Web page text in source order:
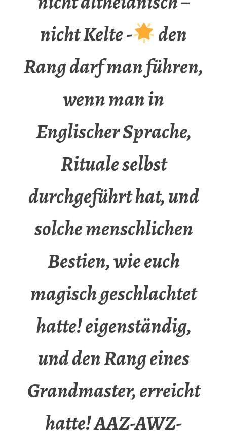
nicht Kelte -
den
Rang darf man führen,
wenn man in
Englischer Sprache,
Rituale selbst
durchgeführt hat, und
solche menschlichen
Bestien, wie euch
magisch geschlachtet
hatte! eigenständig,
und den Rang eines
Grandmaster, erreicht
hatte! AAZ-AWZ-